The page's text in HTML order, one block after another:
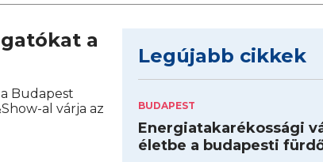
a
Budapest
al várja az
Legújabb cikkek
BUDAPEST
Energiatakarékossági
életbe a budapesti